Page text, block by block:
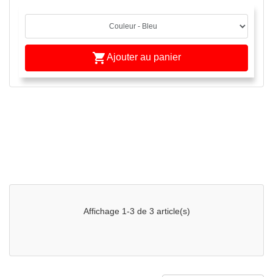
Ajouter au panier
Affichage 1-3 de 3 article(s)